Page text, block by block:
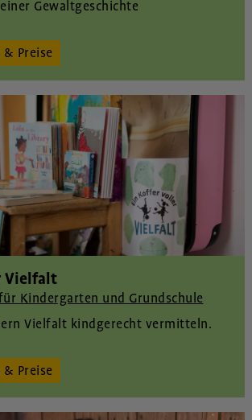
Gewaltgeschichte
Preise
Vielfalt
Kindergarten und Grundschule
Vielfalt kindgerecht vermitteln.
Preise